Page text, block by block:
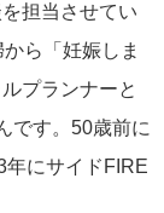
担当させてい
ら「妊娠しま
プランナーと
です。50歳前に
年にサイドFIRE